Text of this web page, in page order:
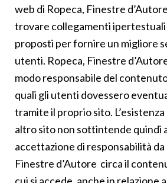
web di Ropeca, Finestre
trovare collegamenti
proposti per fornire un migliore
utenti. Ropeca, Finestre
modo responsabile del
quali gli utenti dovessero
tramite il proprio sito.
altro sito non sottintende quindi
accettazione di responsabilità
Finestre d’Autore circa il
cui si accede, anche in relazione